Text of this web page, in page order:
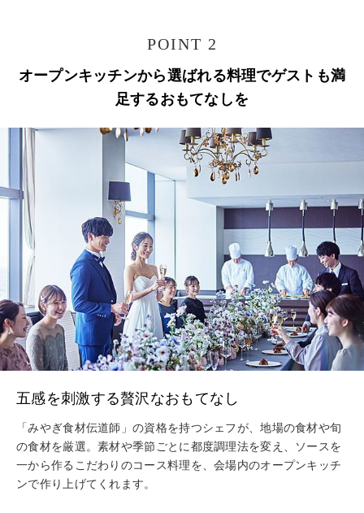
POINT 2
オープンキッチンから選ばれる料理でゲストも満
足するおもてなしを
五感を刺激する贅沢なおもてなし
「みやぎ食材伝道師」の資格を持つシェフが、地場の食材や旬
の食材を厳選。素材や季節ごとに都度調理法を変え、ソースを
一から作るこだわりのコース料理を、会場内のオープンキッチ
ンで作り上げてくれます。